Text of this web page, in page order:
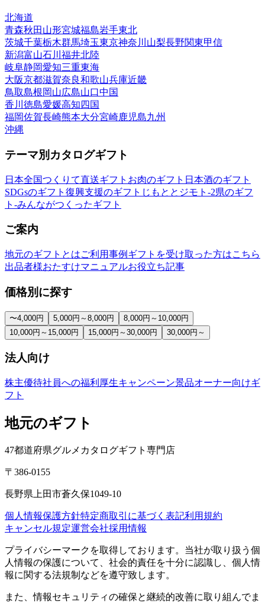
北海道
青森秋田 山形宮城福島岩手東北
茨城千葉栃木群馬埼玉東京神奈川 山梨長野関東甲信
新潟富山石川 福井北陸
岐阜静岡愛知三重東海
大阪京都滋賀奈良和歌山兵庫近畿
鳥取島根岡山広島山口中国
香川 徳島愛媛高知 四国
福岡佐賀長崎熊本大分宮崎鹿児島九州
沖縄
テーマ別カタログギフト
日本全国つくりて直送ギフト お肉のギフト 日本酒のギフト
SDGsのギフト 復興支援のギフト じもととジモト-2県のギフ
ト-みんながつくったギフト
ご案内
地元のギフトとはご利用事例 ギフトを受け取った方はこちら
出品者様おたすけマニュアルお役立ち記事
価格別に探す
〜4,000円 5,000円～8,000円
8,000円～10,000円
10,000円～15,000円
15,000円～30,000円 30,000円～
法人向け
株主優待社員への福利厚生キャンペーン景品オーナー向けギ
フト
地元のギフト
47都道府県グルメカタログギフト専門店
〒386-0155
長野県上田市蒼久保1049-10
個人情報保護方針特定商取引に基づく表記利用規約
キャンセル規定運営会社採用情報
プライバシーマークを取得しております。当社が取り扱う個
人情報の保護について、社会的責任を十分に認識し、個人情
報に関する法規制などを遵守致します。
また、情報セキュリティの確保と継続的改善に取り組んでま